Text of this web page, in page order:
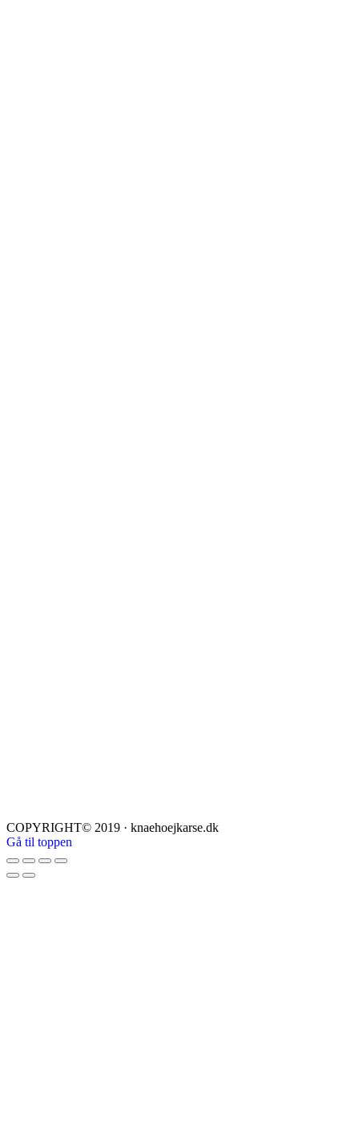
COPYRIGHT© 2019 · knaehoejkarse.dk
Gå til toppen